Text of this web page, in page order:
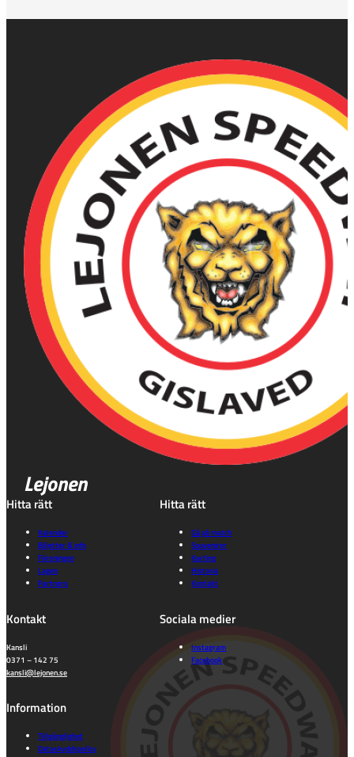
Lejonen
Hitta rätt
Kalender
Biljetter & info
Föreningen
Lagen
Partners
Hitta rätt
Gå på match
Souvenirer
Karting
Historia
Kontakt
Kontakt
Kansli
0371 – 142 75
kansli@lejonen.se
Sociala medier
Instagram
Facebook
Information
Tillgänglighet
Dataskyddspolicy